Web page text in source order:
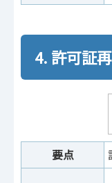
4. 許可証
要点